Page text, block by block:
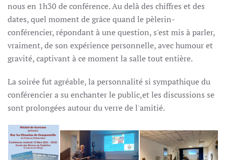
nous en 1h30 de conférence. Au delà des chiffres et des
dates, quel moment de grâce quand le pèlerin-
conférencier, répondant à une question, s'est mis à parler,
vraiment, de son expérience personnelle, avec humour et
gravité, captivant à ce moment la salle tout entière.
La soirée fut agréable, la personnalité si sympathique du
conférencier a su enchanter le public,et les discussions se
sont prolongées autour du verre de l'amitié.